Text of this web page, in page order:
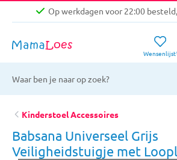
Op werkdagen voor 22:00
Gratis verzending
Op werkdagen voor 22:00 besteld,
Wensenlijst
Kinderstoel Accessoires
Babsana Universeel Grijs
Veiligheidstuigje met